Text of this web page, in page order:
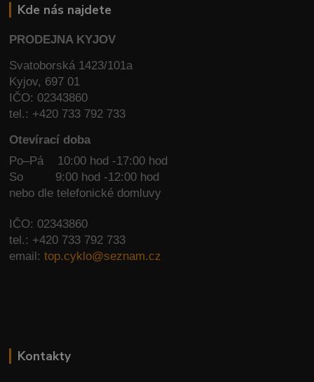
Kde nás najdete
PRODEJNA KYJOV
Svatoborská 1423/101a
Kyjov, 697 01
IČO: 02343860
tel.: +420 733 792 733
Otevírací doba
Po–Pá 10:00 hod -17:00 hod
So
9:00 hod -12:00 hod
nebo dle telefonické domluvy
IČO: 02343860
tel.: +420 733 792 733
email:top.cyklo@seznam.cz
Kontakty